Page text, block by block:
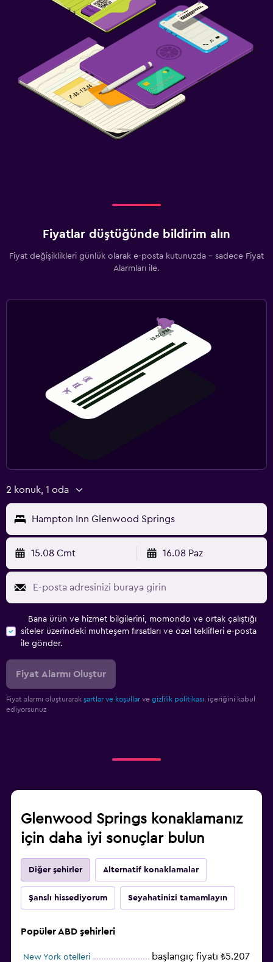
Fiyatlar düştüğünde bildirim alın
Fiyat değişiklikleri günlük olarak e-posta kutunuzda - sadece Fiyat
Alarmları ile.
2 konuk, 1 oda
Hampton Inn Glenwood Springs
15.08 Cmt 16.08 Paz
Bana ürün ve hizmet bilgilerini, momondo ve ortak çalıştığı
siteler üzerindeki muhteşem fırsatları ve özel teklifleri e-posta
ile gönder.
Fiyat Alarmı Oluştur
Fiyat alarmı oluşturarak şartlar ve koşullar ve gizlilik politikası.
içeriğini kabul
ediyorsunuz
Glenwood Springs konaklamanız
için daha iyi sonuçlar bulun
Diğer şehirler Alternatif konaklamalar
Şanslı hissediyorum Seyahatinizi tamamlayın
Popüler ABD şehirleri
New York otelleri başlangıç fiyatı ₺5.207